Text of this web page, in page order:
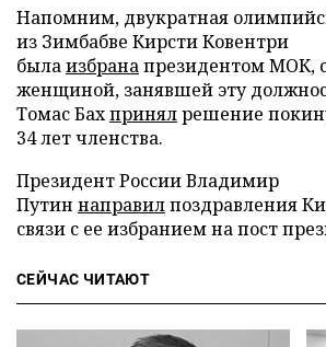
Напомним, двукратная
из Зимбабве Кирсти Ковентри
былаизбранапрезидентом МОК,
женщиной, занявшей эту
Томас Бахпринялрешение
34 лет членства.
Президент России Владимир
Путин направилпоздравления
связи с ее избранием на пост
СЕЙЧАС ЧИТАЮТ